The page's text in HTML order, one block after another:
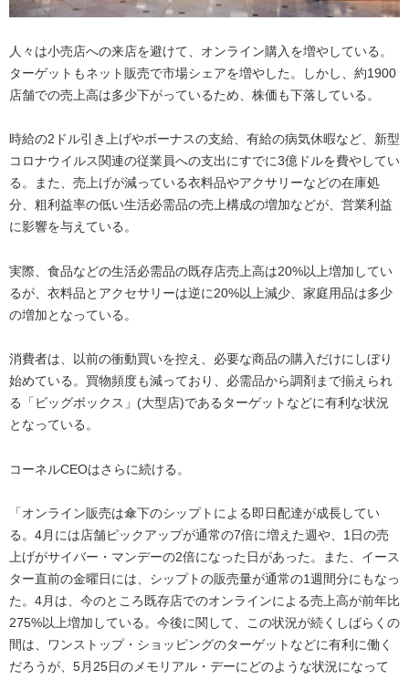
人々は小売店への来店を避けて、オンライン購入を増やしている。
ターゲットもネット販売で市場シェアを増やした。しかし、約1900
店舗での売上高は多少下がっているため、株価も下落している。
時給の2ドル引き上げやボーナスの支給、有給の病気休暇など、新型
コロナウイルス関連の従業員への支出にすでに3億ドルを費やしてい
る。また、売上げが減っている衣料品やアクサリーなどの在庫処
分、粗利益率の低い生活必需品の売上構成の増加などが、営業利益
に影響を与えている。
実際、食品などの生活必需品の既存店売上高は20%以上増加してい
るが、衣料品とアクセサリーは逆に20%以上減少、家庭用品は多少
の増加となっている。
消費者は、以前の衝動買いを控え、必要な商品の購入だけにしぼり
始めている。買物頻度も減っており、必需品から調剤まで揃えられ
る「ビッグボックス」(大型店)であるターゲットなどに有利な状況
となっている。
コーネルCEOはさらに続ける。
「オンライン販売は傘下のシップトによる即日配達が成長してい
る。4月には店舗ピックアップが通常の7倍に増えた週や、1日の売
上げがサイバー・マンデーの2倍になった日があった。また、イース
ター直前の金曜日には、シップトの販売量が通常の1週間分にもなっ
た。4月は、今のところ既存店でのオンラインによる売上高が前年比
275%以上増加している。今後に関して、この状況が続くしばらくの
間は、ワンストップ・ショッピングのターゲットなどに有利に働く
だろうが、5月25日のメモリアル・デーにどのような状況になって